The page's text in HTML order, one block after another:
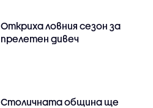
Откриха ловния сезон за
прелетен дивеч
Столичната община ще